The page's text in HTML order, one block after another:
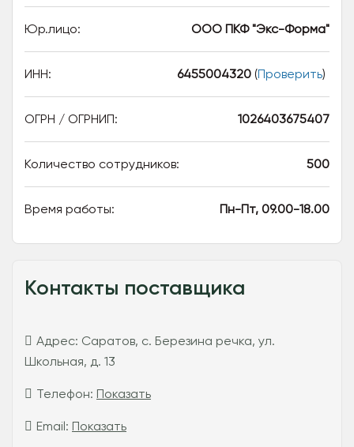
Юр.лицо: ООО ПКФ "Экс-Форма"
ИНН: 6455004320 (Проверить)
ОГРН / ОГРНИП: 1026403675407
Количество сотрудников: 500
Время работы: Пн-Пт, 09.00-18.00
Контакты поставщика
Адрес: Саратов, с. Березина речка, ул.
Школьная, д. 13
Телефон: Показать
Email: Показать